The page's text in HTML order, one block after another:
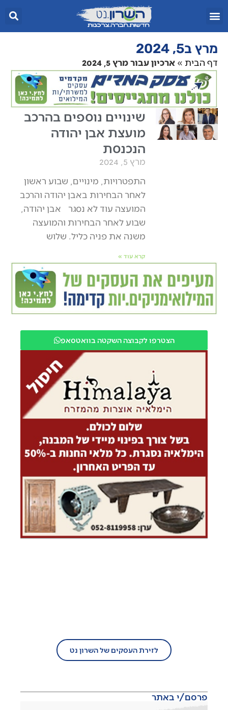
מרץ ב5, 2024
דף הבית » ארכיון עבור מרץ 5, 2024
שינויים נוספים בהרכב
מועצת אבן יהודה
הנכנסת
מרץ 5, 2024
התפטרויות, מינויים, שבוע ראשון
לאחר הבחירות באבן יהודה והרכב
המועצה עוד לא נסגר אבן יהודה,
שבוע לאחר הבחירות והמועצה
משנה את פניה כליל. שלוש
קרא עוד »
הצטרפו לקבוצה השקטה בוואטסאפ
לזירת העסקים של השרון נט
פרסם/י באתר